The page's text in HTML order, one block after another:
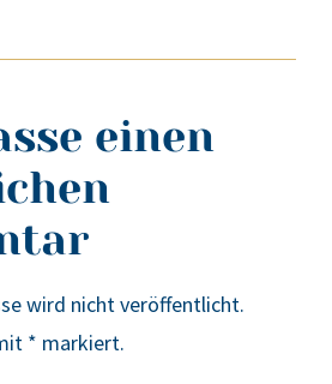
einen
wird nicht veröffentlicht.
* markiert.